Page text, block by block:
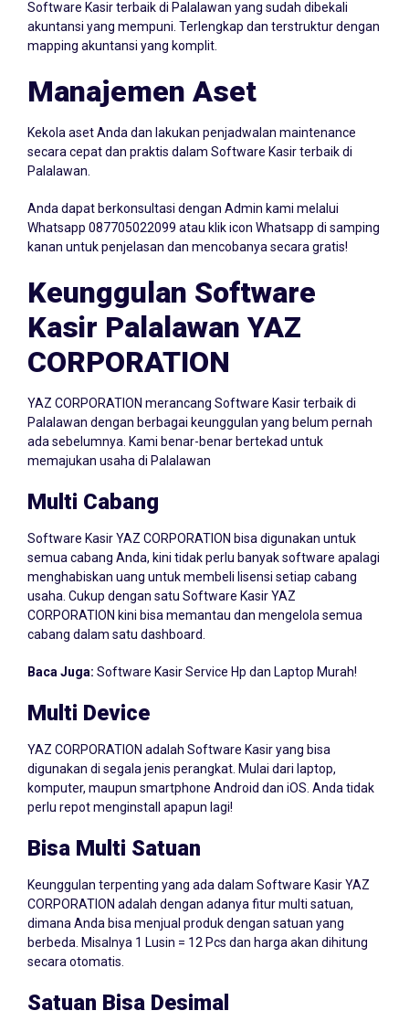
akuntansi yang mempuni. Terlengkap dan terstruktur dengan
mapping akuntansi yang komplit.
Manajemen Aset
secara cepat dan praktis dalam Software Kasir terbaik di
Palalawan.
Whatsapp087705022099 atau klik icon Whatsapp di samping
kanan untuk penjelasan dan mencobanya secara gratis!
Keunggulan Software
Kasir Palalawan YAZ
CORPORATION
Palalawan dengan berbagai keunggulan yang belum pernah
ada sebelumnya. Kami benar-benar bertekad untuk
memajukan usaha di Palalawan
semua cabang Anda, kini tidak perlu banyak software apalagi
menghabiskan uang untuk membeli lisensi setiap cabang
usaha. Cukup dengan satu Software Kasir YAZ
CORPORATION kini bisa memantau dan mengelola semua
cabang dalam satu dashboard.
digunakan di segala jenis perangkat. Mulai dari laptop,
komputer, maupun smartphone Android dan iOS. Anda tidak
perlu repot menginstall apapun lagi!
CORPORATION adalah dengan adanya fitur multi satuan,
dimana Anda bisa menjual produk dengan satuan yang
berbeda. Misalnya 1 Lusin = 12 Pcs dan harga akan dihitung
secara otomatis.